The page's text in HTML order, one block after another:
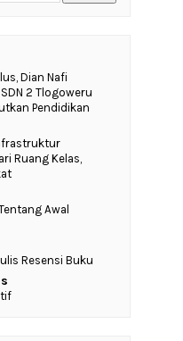
Dian Nafi
2 Tlogoweru
Pendidikan
Ruang Kelas,
Awal
Resensi Buku